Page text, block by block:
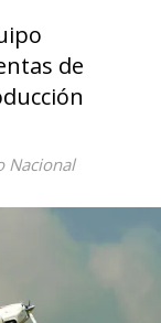
de
Nacional